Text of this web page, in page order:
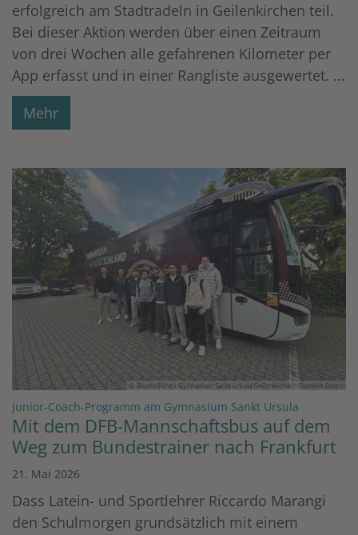
erfolgreich am Stadtradeln in Geilenkirchen teil.
Bei dieser Aktion werden über einen Zeitraum
von drei Wochen alle gefahrenen Kilometer per
App erfasst und in einer Rangliste ausgewertet. ...
Mehr
© Bischöfliches Gymnasium Sankt Ursula Geilenkirchen (Dominik Esser)
Junior-Coach-Programm am Gymnasium Sankt Ursula
Mit dem DFB-Mannschaftsbus auf dem
Weg zum Bundestrainer nach Frankfurt
21. Mai 2026
Dass Latein- und Sportlehrer Riccardo Marangi
den Schulmorgen grundsätzlich mit einem